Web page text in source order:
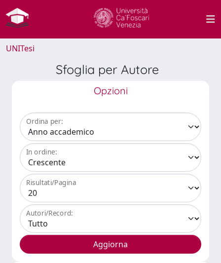
UNITesi
Sfoglia per Autore
Opzioni
Ordina per:
In ordine:
Risultati/Pagina
Autori/Record: